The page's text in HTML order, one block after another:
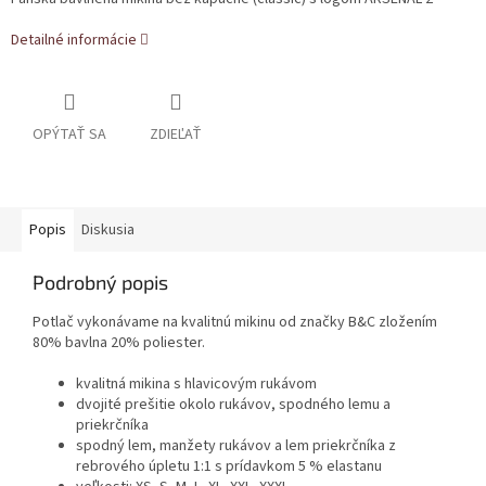
Detailné informácie
OPÝTAŤ SA ZDIEĽAŤ
Popis Diskusia
Podrobný popis
Potlač vykonávame na kvalitnú mikinu od značky B&C zložením
80% bavlna 20% poliester.
kvalitná mikina s hlavicovým rukávom
dvojité prešitie okolo rukávov, spodného lemu a
priekrčníka
spodný lem, manžety rukávov a lem priekrčníka z
rebrového úpletu 1:1 s prídavkom 5 % elastanu